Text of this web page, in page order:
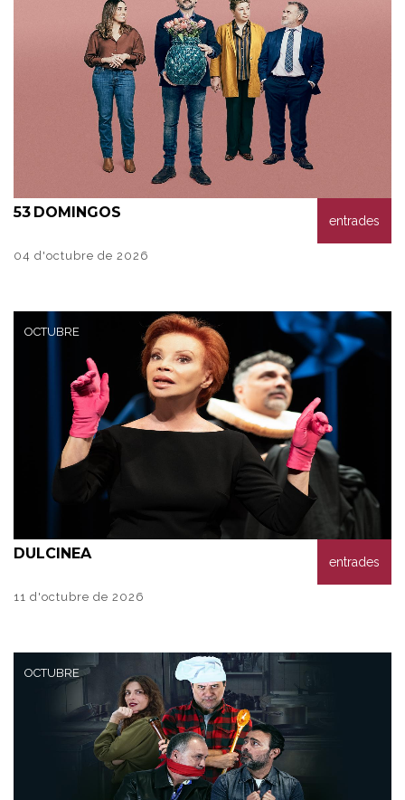
53 DOMINGOS
04 d'octubre de 2026
entrades
OCTUBRE
DULCINEA
11 d'octubre de 2026
entrades
OCTUBRE